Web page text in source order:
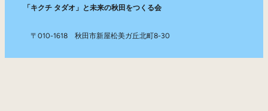
「キクチ タダオ」と未来の秋田をつくる会
〒010-1618 秋田市新屋松美ガ丘北町8-30